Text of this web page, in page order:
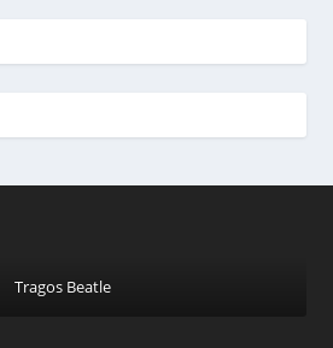
Tragos Beatle